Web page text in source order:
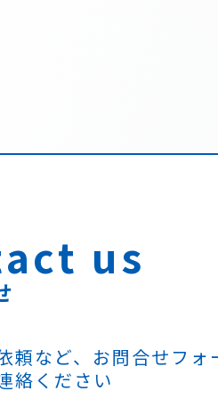
us
頼など、お問合せフォ
絡ください